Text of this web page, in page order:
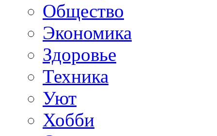
Общество
Экономика
Здоровье
Техника
Уют
Хобби